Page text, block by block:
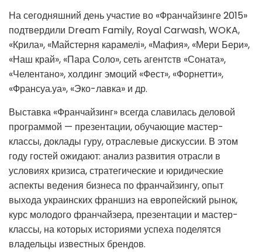
На сегодняшний день участие во «Франчайзинге 2015»
подтвердили Dream Family, Royal Carwash, WOKA,
«Крила», «Майстерня карамелі», «Мафия», «Мери Бери»,
«Наш край», «Пара Соло», сеть агентств «Соната»,
«Челентано», холдинг эмоций «Фест», «Форнетти»,
«Франсуа.уа», «Эко-лавка» и др.
Выставка «Франчайзинг» всегда славилась деловой
программой — презентации, обучающие мастер-
классы, доклады гуру, отраслевые дискуссии. В этом
году гостей ожидают: анализ развития отрасли в
условиях кризиса, стратегические и юридические
аспекты ведения бизнеса по франчайзингу, опыт
выхода украинских франшиз на европейский рынок,
курс молодого франчайзера, презентации и мастер-
классы, на которых историями успеха поделятся
владельцы известных брендов.